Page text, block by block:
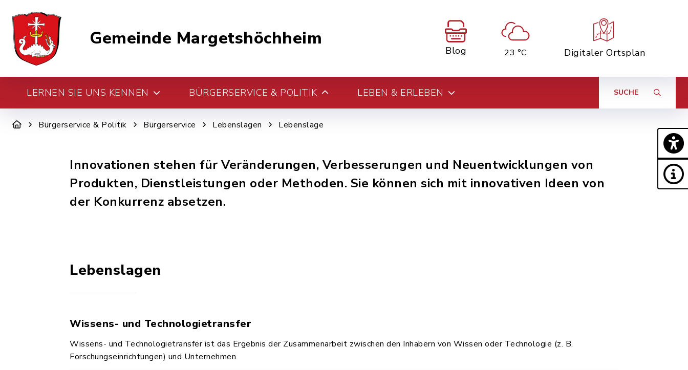
Gemeinde Margetshöchheim
Blog 23 °C Digitaler Ortsplan
LERNEN SIE UNS KENNEN BÜRGERSERVICE & POLITIK LEBEN & ERLEBEN SUCHE
Bürgerservice & Politik Bürgerservice Lebenslagen Lebenslage
Innovationen stehen für Veränderungen, Verbesserungen und Neuentwicklungen von
Produkten, Dienstleistungen oder Methoden. Sie können sich mit innovativen Ideen von
der Konkurrenz absetzen.
Lebenslagen
Wissens- und Technologietransfer
Wissens- und Technologietransfer ist das Ergebnis der Zusammenarbeit zwischen den Inhabern von Wissen oder Technologie (z. B.
Forschungseinrichtungen) und Unternehmen.